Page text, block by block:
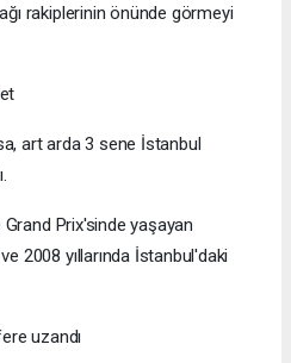
rakiplerinin önünde görmeyi
art arda 3 sene İstanbul
Prix'sinde yaşayan
2008 yıllarında İstanbul'daki
uzandı